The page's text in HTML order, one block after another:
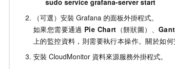
sudo service grafana-server start
（可選）安裝 Grafana 的面板外掛程式。
如果您需要通過 Pie Chart （餅狀圖）、
上的監控資料，則需要執行本操作。關於如何
安裝 CloudMonitor 資料來源服務外掛程式。